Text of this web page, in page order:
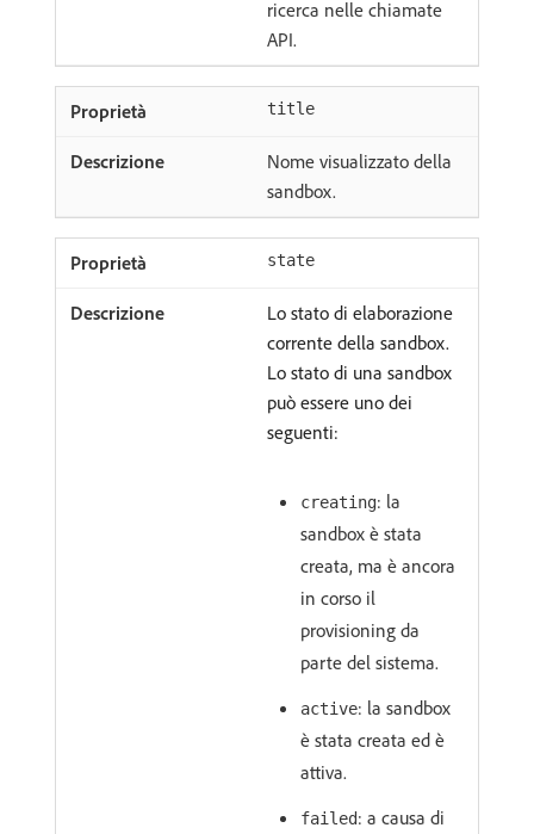
ricerca nelle chiamate
API.
title
Nome visualizzato della
sandbox.
state
Lo stato di elaborazione
corrente della sandbox.
Lo stato di una sandbox
può essere uno dei
seguenti:
creating: la
sandbox è stata
creata, ma è ancora
in corso il
provisioning da
parte del sistema.
active: la sandbox
è stata creata ed è
attiva.
failed: a causa di